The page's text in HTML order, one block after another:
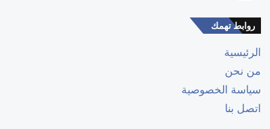
روابط تهمك
الرئيسية
من نحن
سياسة الخصوصية
اتصل بنا